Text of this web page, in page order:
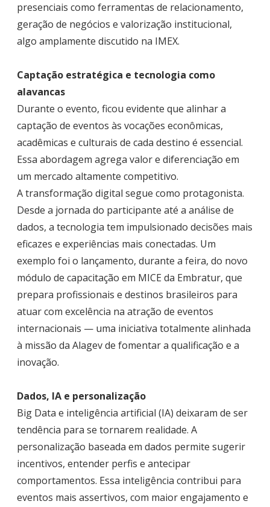
presenciais como ferramentas de relacionamento,
geração de negócios e valorização institucional,
algo amplamente discutido na IMEX.
Captação estratégica e tecnologia como
alavancas
Durante o evento, ficou evidente que alinhar a
captação de eventos às vocações econômicas,
acadêmicas e culturais de cada destino é essencial.
Essa abordagem agrega valor e diferenciação em
um mercado altamente competitivo.
A transformação digital segue como protagonista.
Desde a jornada do participante até a análise de
dados, a tecnologia tem impulsionado decisões mais
eficazes e experiências mais conectadas. Um
exemplo foi o lançamento, durante a feira, do novo
módulo de capacitação em MICE da Embratur, que
prepara profissionais e destinos brasileiros para
atuar com excelência na atração de eventos
internacionais — uma iniciativa totalmente alinhada
à missão da Alagev de fomentar a qualificação e a
inovação.
Dados, IA e personalização
Big Data e inteligência artificial (IA) deixaram de ser
tendência para se tornarem realidade. A
personalização baseada em dados permite sugerir
incentivos, entender perfis e antecipar
comportamentos. Essa inteligência contribui para
eventos mais assertivos, com maior engajamento e